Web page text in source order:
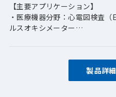
【主要アプリケーション】
・医療機器分野：心電図検査
ルスオキシメーター
・テスト・測定分野
製品詳